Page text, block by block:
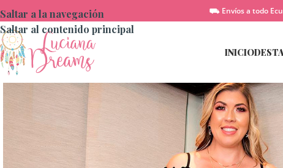
Saltar a la navegación
Saltar al contenido principal
⛟ Envíos a todo
INICIO